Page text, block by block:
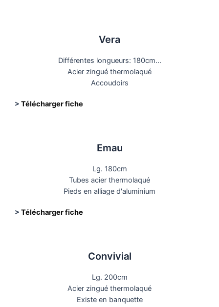
Vera
Différentes longueurs: 180cm...
Acier zingué thermolaqué
Accoudoirs
> Télécharger fiche
Emau
Lg. 180cm
Tubes acier thermolaqué
Pieds en alliage d'aluminium
> Télécharger fiche
Convivial
Lg. 200cm
Acier zingué thermolaqué
Existe en banquette